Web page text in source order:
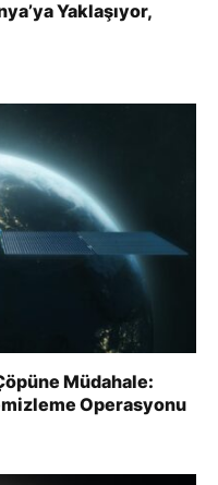
Yaklaşıyor,
Müdahale:
Operasyonu